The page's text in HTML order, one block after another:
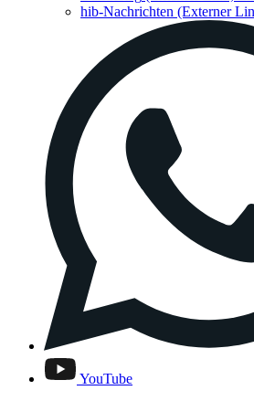
hib-Nachrichten (Externer
YouTube